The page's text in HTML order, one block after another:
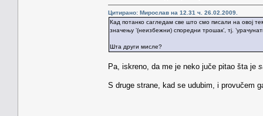
Цитирано: Мирослав на 12.31 ч. 26.02.2009.
Кад потанко сагледам све што смо писали на овој
значењу ’(неизбежни) споредни трошак’, тј.
Шта други мисле?
Pa, iskreno, da me je neko juče pitao šta je
S druge strane, kad se udubim, i provučem